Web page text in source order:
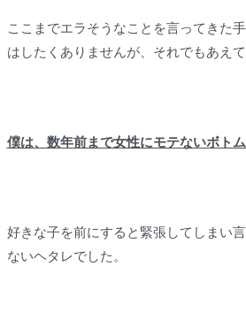
ここまでエラそうなことを言ってきた
はしたくありませんが、それでもあえ
僕は、数年前まで女性にモテないボトム
好きな子を前にすると緊張してしまい
ないヘタレでした。